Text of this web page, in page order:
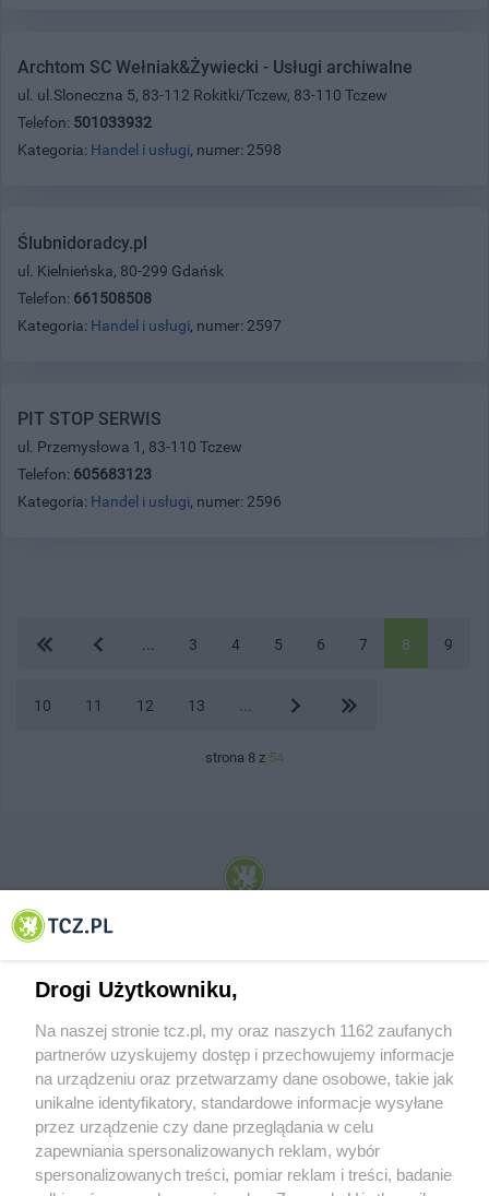
Archtom SC Wełniak&Żywiecki - Usługi archiwalne
ul. ul.Sloneczna 5, 83-112 Rokitki/Tczew, 83-110 Tczew
Telefon: 501033932
Kategoria: Handel i usługi, numer: 2598
Ślubnidoradcy.pl
ul. Kielnieńska, 80-299 Gdańsk
Telefon: 661508508
Kategoria: Handel i usługi, numer: 2597
PIT STOP SERWIS
ul. Przemysłowa 1, 83-110 Tczew
Telefon: 605683123
Kategoria: Handel i usługi, numer: 2596
3 4 5 6 7 8 9
10 11 12 13
strona 8 z 54
© 2001-2026 Tczew - TCZ.PL Sp. z o.o. Internetowy Serwis Informacyjny Miasta
O FIRMIE POLITYKA PRYWATNOŚCI HOSTING
Drogi Użytkowniku,
Na naszej stronie tcz.pl, my oraz naszych 1162 zaufanych
partnerów uzyskujemy dostęp i przechowujemy informacje
na urządzeniu oraz przetwarzamy dane osobowe, takie jak
unikalne identyfikatory, standardowe informacje wysyłane
przez urządzenie czy dane przeglądania w celu
zapewniania spersonalizowanych reklam, wybór
spersonalizowanych treści, pomiar reklam i treści, badanie